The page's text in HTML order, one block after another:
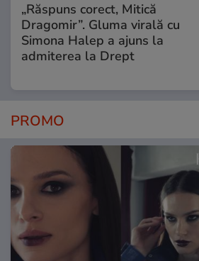
„Răspuns corect, Mitică
Dragomir”. Gluma virală cu
Simona Halep a ajuns la
admiterea la Drept
PROMO